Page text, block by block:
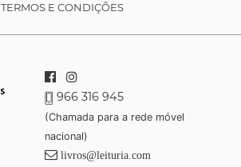
TERMOS E CONDIÇÕES
966 316 945
(Chamada para a rede móvel
nacional)
livros@leituria.com